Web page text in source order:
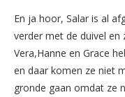
En ja hoor, Salar is al
verder met de duivel en
Vera,Hanne en Grace
en daar komen ze niet
gronde gaan omdat ze